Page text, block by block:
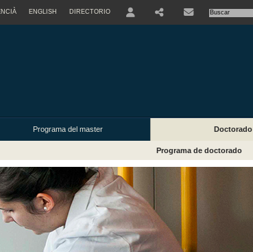
ENGLISH DIRECTORIO
Programa del master Doctorado
Programa de doctorado